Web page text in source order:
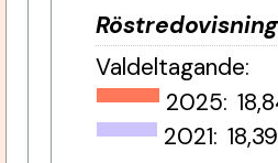
Röstredovisning
Valdeltagande:
2025:
2021: